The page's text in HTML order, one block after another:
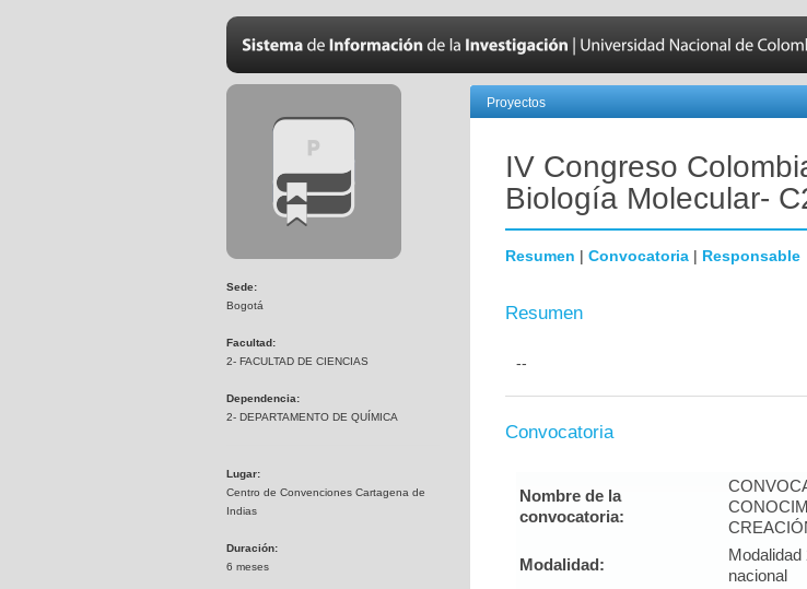
Sede:
Bogotá
Facultad:
2- FACULTAD DE CIENCIAS
Dependencia:
2- DEPARTAMENTO DE QUÍMICA
Lugar:
Centro de Convenciones Cartagena de
Indias
Duración:
6 meses
Proyectos
IV Congreso
Biología Molecular-
Resumen | Convocatoria | Responsable
Resumen
--
Convocatoria
Nombre de la
convocatoria:
Modalidad:
nacional